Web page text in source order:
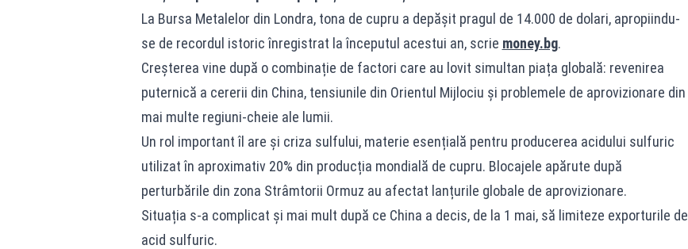
La Bursa Metalelor din Londra, tona de cupru a depășit pragul de 14.000 de dolari, apropiindu-
se de recordul istoric înregistrat la începutul acestui an, scrie money.bg.
Creșterea vine după o combinație de factori care au lovit simultan piața globală: revenirea
puternică a cererii din China, tensiunile din Orientul Mijlociu și problemele de aprovizionare din
mai multe regiuni-cheie ale lumii.
Un rol important îl are și criza sulfului, materie esențială pentru producerea acidului sulfuric
utilizat în aproximativ 20% din producția mondială de cupru. Blocajele apărute după
perturbările din zona Strâmtorii Ormuz au afectat lanțurile globale de aprovizionare.
Situația s-a complicat și mai mult după ce China a decis, de la 1 mai, să limiteze exporturile de
acid sulfuric.